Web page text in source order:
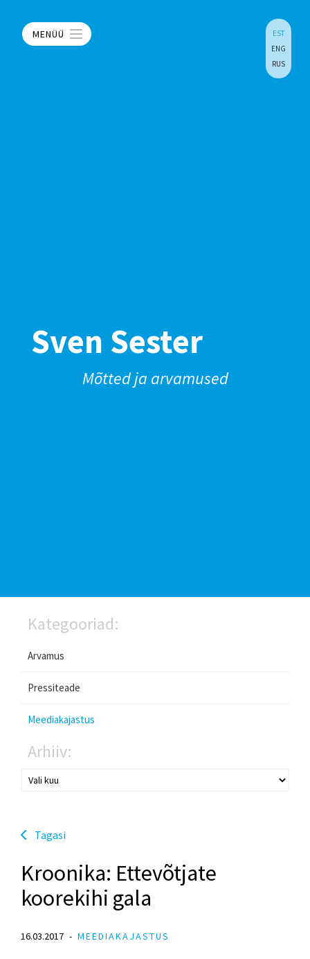
MENÜÜ
EST
ENG
RUS
Sven Sester
Mõtted ja arvamused
Kategooriad:
Arvamus
Pressiteade
Meediakajastus
Arhiiv:
Tagasi
Kroonika: Ettevõtjate
koorekihi gala
16.03.2017 MEEDIAKAJASTUS